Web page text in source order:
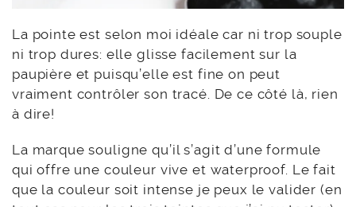
La pointe est selon moi idéale car ni trop souple
ni trop dures: elle glisse facilement sur la
paupière et puisqu’elle est fine on peut
vraiment contrôler son tracé. De ce côté là, rien
à dire!
La marque souligne qu’il s’agit d’une formule
qui offre une couleur vive et waterproof. Le fait
que la couleur soit intense je peux le valider (en